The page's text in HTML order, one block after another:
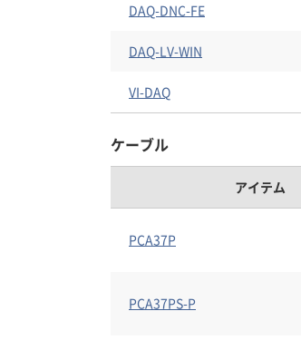
DAQ-DNC-FE
DAQ-LV-WIN
VI-DAQ
ケーブル
アイテム
PCA37P
PCA37PS-P